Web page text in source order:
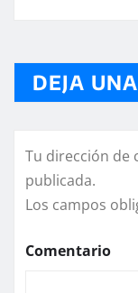
DEJA
Tu dirección de
publicada.
Los campos
Comentario